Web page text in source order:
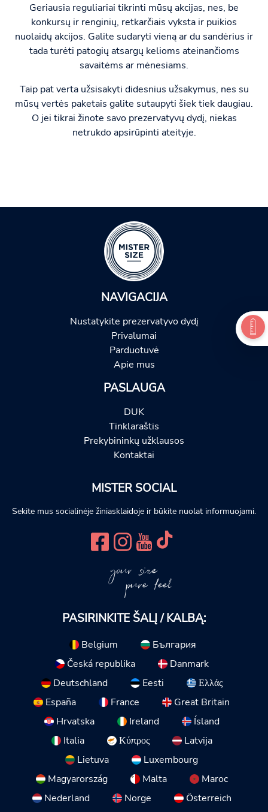
Geriausia reguliariai tikrinti mūsų akcijas, nes, be
konkursų ir renginių, retkarčiais vyksta ir puikios
nuolaidų akcijos. Galite sudaryti vieną ar du sandėrius ir
tada turėti patogių atsargų kelioms ateinančioms
savaitėms ar mėnesiams.
Taip pat verta užsisakyti didesnius užsakymus, nes su
mūsų vertės paketais galite sutaupyti šiek tiek daugiau.
O jei tikrai žinote savo prezervatyvų dydį, niekas
netrukdo apsirūpinti ateityje.
NAVIGACIJA
Nustatykite prezervatyvo dydį
Privalumai
Parduotuvė
Apie mus
PASLAUGA
DUK
Tinklaraštis
Prekybininkų užklausos
Kontaktai
MISTER SOCIAL
Sekite mus socialinėje žiniasklaidoje ir būkite nuolat informuojami.
your size
pure feel
PASIRINKITE ŠALĮ / KALBĄ:
Belgium
България
Česká republika
Danmark
Deutschland
Eesti
Ελλάς
España
France
Great Britain
Hrvatska
Ireland
Ísland
Italia
Κύπρος
Latvija
Lietuva
Luxembourg
Magyarország
Malta
Maroc
Nederland
Norge
Österreich